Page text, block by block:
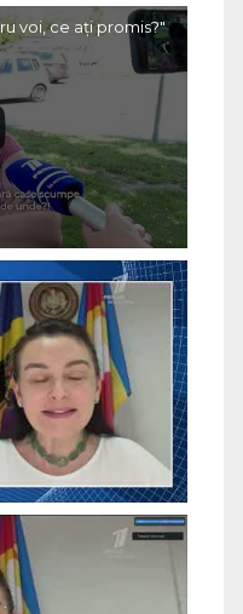
voi, ce ați promis?"